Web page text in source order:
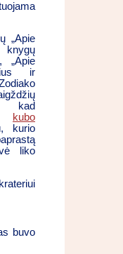
„Apie
„Apie
ir
kad
kubo
kurio
liko
buvo